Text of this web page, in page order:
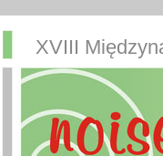
XVIII